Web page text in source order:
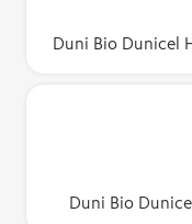
Duni Bio Dunicel
Duni Bio